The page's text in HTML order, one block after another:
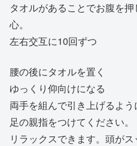
タオルがあることでお腹を
心。
左右交互に10回ずつ
腰の後にタオルを置く
ゆっくり仰向けになる
両手を組んで引き上げるよ
足の親指をつけてください。
リラックスできます。頭がス